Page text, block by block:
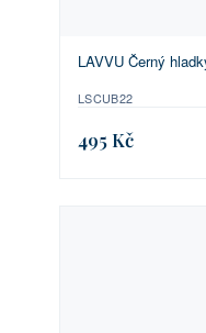
LAVVU Černý
LSCUB22
495 Kč